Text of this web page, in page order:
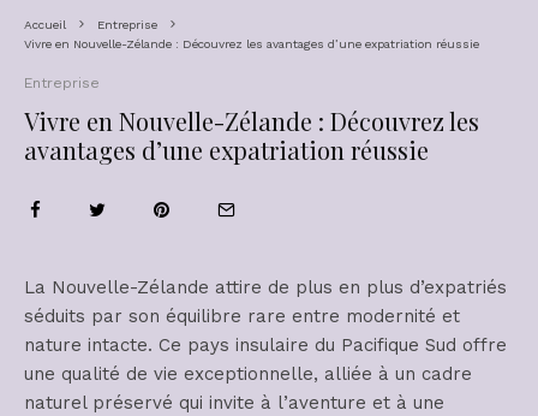
Accueil
Entreprise
Vivre en Nouvelle-Zélande : Découvrez les avantages d’une expatriation réussie
Entreprise
Vivre en Nouvelle-Zélande : Découvrez les
avantages d’une expatriation réussie
La Nouvelle-Zélande attire de plus en plus d’expatriés
séduits par son équilibre rare entre modernité et
nature intacte. Ce pays insulaire du Pacifique Sud offre
une qualité de vie exceptionnelle, alliée à un cadre
naturel préservé qui invite à l’aventure et à une